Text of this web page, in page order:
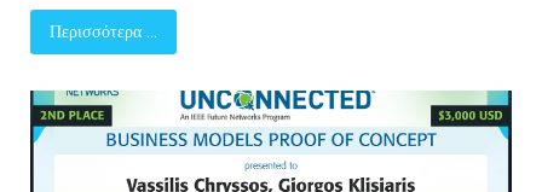
Περισσότερα ...